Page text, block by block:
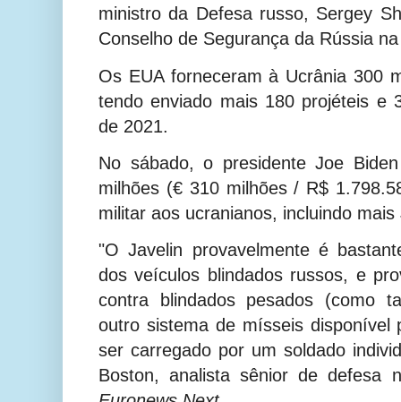
ministro da Defesa russo, Sergey
Conselho de Segurança da Rússia
Os EUA forneceram à Ucrânia 300
tendo enviado mais 180 projéteis e
de 2021.
No sábado, o presidente Joe
milhões (€ 310 milhões / R$
militar aos ucranianos, incluindo mais
"O Javelin provavelmente é
dos veículos blindados russos, e
contra blindados pesados (como
outro sistema de mísseis disponível
ser carregado por um soldado
Boston, analista sênior de defesa